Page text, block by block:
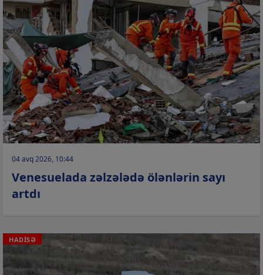
04 avq 2026, 10:44
Venesuelada zəlzələdə ölənlərin sayı
artdı
HADİSƏ